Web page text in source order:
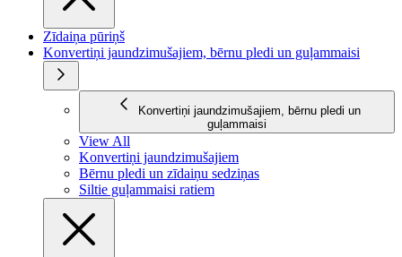
Zīdaiņa pūriņš
Konvertiņi jaundzimušajiem, bērnu pledi un guļammaisi
Konvertiņi jaundzimušajiem, bērnu pledi un
guļammaisi
View All
Konvertiņi jaundzimušajiem
Bērnu pledi un zīdaiņu sedziņas
Siltie guļammaisi ratiem